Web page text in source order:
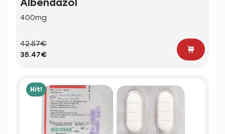
400mg
42.57€
35.47€
Hit!